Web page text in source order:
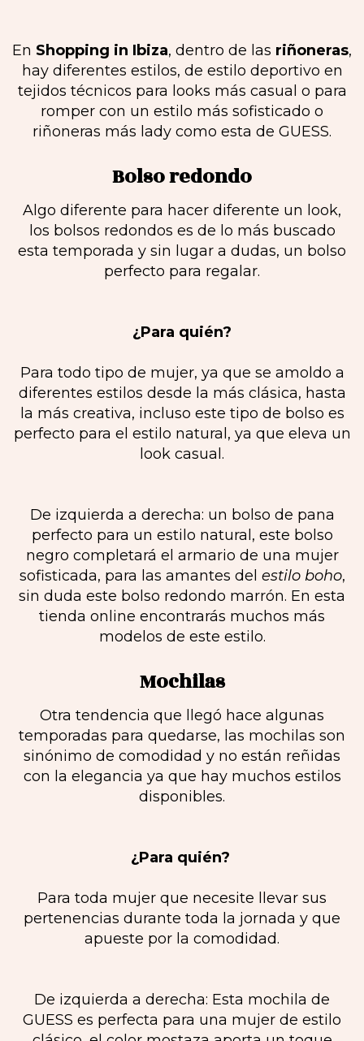
En Shopping in Ibiza, dentro de las riñoneras,
hay diferentes estilos, de estilo deportivo en
tejidos técnicos para looks más casual o para
romper con un estilo más sofisticado o
riñoneras más lady como esta de GUESS.
Bolso redondo
Algo diferente para hacer diferente un look,
los bolsos redondos es de lo más buscado
esta temporada y sin lugar a dudas, un bolso
perfecto para regalar.
¿Para quién?
Para todo tipo de mujer, ya que se amoldo a
diferentes estilos desde la más clásica, hasta
la más creativa, incluso este tipo de bolso es
perfecto para el estilo natural, ya que eleva un
look casual.
De izquierda a derecha: un bolso de pana
perfecto para un estilo natural, este bolso
negro completará el armario de una mujer
sofisticada, para las amantes del estilo boho,
sin duda este bolso redondo marrón. En esta
tienda online encontrarás muchos más
modelos de este estilo.
Mochilas
Otra tendencia que llegó hace algunas
temporadas para quedarse, las mochilas son
sinónimo de comodidad y no están reñidas
con la elegancia ya que hay muchos estilos
disponibles.
¿Para quién?
Para toda mujer que necesite llevar sus
pertenencias durante toda la jornada y que
apueste por la comodidad.
De izquierda a derecha: Esta mochila de
GUESS es perfecta para una mujer de estilo